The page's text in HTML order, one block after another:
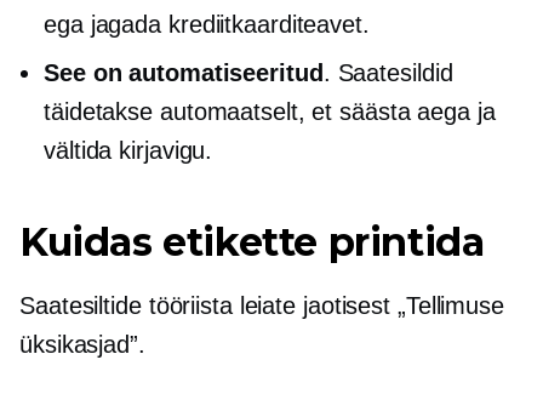
ega jagada krediitkaarditeavet.
See on automatiseeritud. Saatesildid
täidetakse automaatselt, et säästa aega ja
vältida kirjavigu.
Kuidas etikette printida
Saatesiltide tööriista leiate jaotisest „Tellimuse
üksikasjad”.